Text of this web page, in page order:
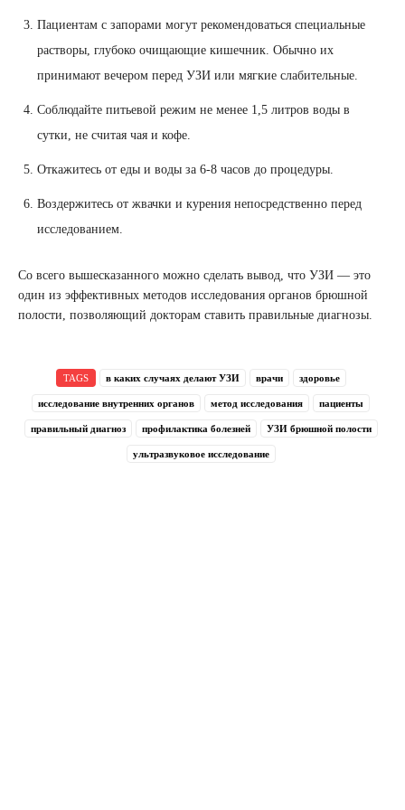
Пациентам с запорами могут рекомендоваться специальные
растворы, глубоко очищающие кишечник. Обычно их
принимают вечером перед УЗИ или мягкие слабительные.
Соблюдайте питьевой режим не менее 1,5 литров воды в
сутки, не считая чая и кофе.
Откажитесь от еды и воды за 6-8 часов до процедуры.
Воздержитесь от жвачки и курения непосредственно перед
исследованием.
Со всего вышесказанного можно сделать вывод, что УЗИ — это
один из эффективных методов исследования органов брюшной
полости, позволяющий докторам ставить правильные диагнозы.
TAGS в каких случаях делают УЗИ врачи здоровье
исследование внутренних органов метод исследования пациенты
правильный диагноз профилактика болезней УЗИ брюшной полости
ультразвуковое исследование